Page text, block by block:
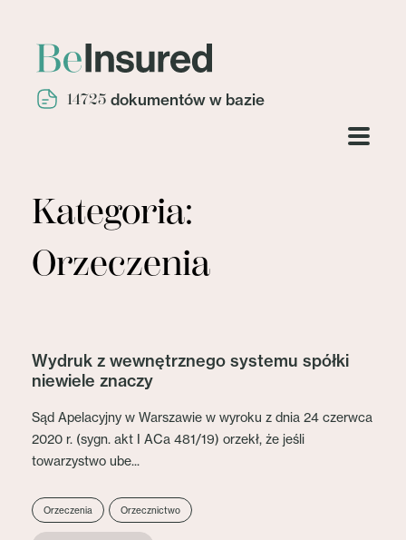
14725 dokumentów w bazie
Kategoria:
Orzeczenia
Wydruk z wewnętrznego systemu spółki
niewiele znaczy
Sąd Apelacyjny w Warszawie w wyroku z dnia 24 czerwca
2020 r. (sygn. akt I ACa 481/19) orzekł, że jeśli
towarzystwo ube...
Orzeczenia Orzecznictwo